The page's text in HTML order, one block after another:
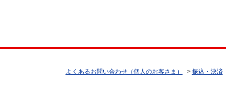
よくあるお問い合わせ（個人のお客さま） > 振込・決済